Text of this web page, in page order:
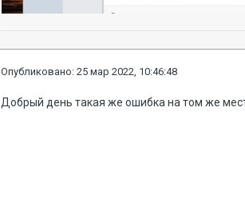
Опубликовано:25 мар 2022, 10:46:48
Добрый день такая же ошибка на том же